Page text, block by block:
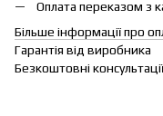
Оплата переказом з
Більше інформації про
Гарантія від виробника
Безкоштовні